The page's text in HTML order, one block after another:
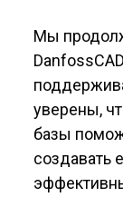
Мы
уверены,
базы
создавать